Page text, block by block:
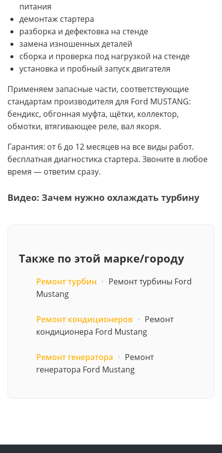
питания
демонтаж стартера
разборка и дефектовка на стенде
замена изношенных деталей
сборка и проверка под нагрузкой на стенде
установка и пробный запуск двигателя
Применяем запасные части, соответствующие
стандартам производителя для Ford MUSTANG:
бендикс, обгонная муфта, щётки, коллектор,
обмотки, втягивающее реле, вал якоря.
Гарантия: от 6 до 12 месяцев на все виды работ.
бесплатная диагностика стартера. Звоните в любое
время — ответим сразу.
Видео: Зачем нужно охлаждать турбину
Также по этой марке/городу
Ремонт турбин · Ремонт турбины Ford
Mustang
Ремонт кондиционеров · Ремонт
кондиционера Ford Mustang
Ремонт генератора · Ремонт
генератора Ford Mustang